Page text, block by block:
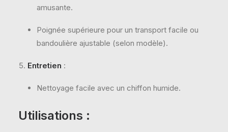
amusante.
Poignée supérieure pour un transport facile ou
bandoulière ajustable (selon modèle).
Entretien :
Nettoyage facile avec un chiffon humide.
Utilisations :